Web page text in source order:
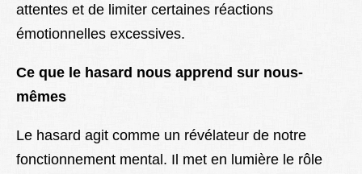
attentes et de limiter certaines réactions
émotionnelles excessives.
Ce que le hasard nous apprend sur nous-
mêmes
Le hasard agit comme un révélateur de notre
fonctionnement mental. Il met en lumière le rôle